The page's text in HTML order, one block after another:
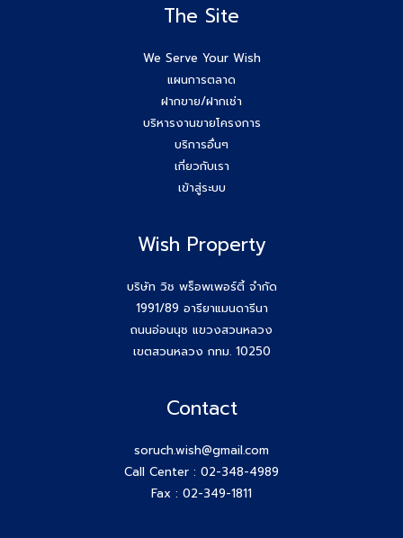
Agent Wish ปิดการขายสำเร็จค่ะ!! คุณอรพรรณ (โบว์) 084-
ยกระดับสกิล Agent wish วันนี้สัมมนาทีม Wish Property
ขอบคุณกสิกรที่เข้าร่วมเป็นพันธมิตรของบริษัท #Wishproperty
สัมมนาสมาชิก Wish วันพุธที่ 26 พ.ย.68
Agent Wish ปิดการขายสำเร็จค่ะ!! คุณเอกรักษ์ (หนุ่ม) 064-
สร้างตัวตนให้ชัด สร้างโอกาสให้ใช่กับ #โค้ชก้อย
รับ Listing ฝากขายที่ดิน 100 ล้าน ได้ง่ายๆ ทำยังไง
วันพุธที่ 12 พ.ย 68 #สมาชิกWish เปิดโลกกว้างอีก 1 คอร์ส กับ
The Site
We Serve Your Wish
แผนการตลาด
ฝากขาย/ฝากเช่า
บริหารงานขายโครงการ
บริการอื่นๆ
เกี่ยวกับเรา
เข้าสู่ระบบ
Wish Property
บริษัท วิช พร็อพเพอร์ตี้ จำกัด
1991/89 อารียาแมนดารีนา
ถนนอ่อนนุช แขวงสวนหลวง
เขตสวนหลวง กทม. 10250
Contact
soruch.wish@gmail.com
Call Center : 02-348-4989
Fax : 02-349-1811